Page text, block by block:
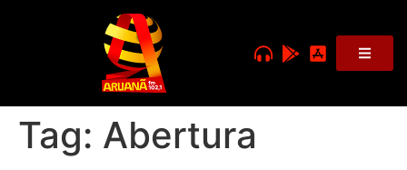
Tag: Abertura